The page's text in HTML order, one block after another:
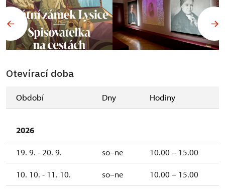
Otevírací doba
Období Dny Hodiny
2026
19. 9. - 20. 9. so–ne 10.00 – 15.00
10. 10. - 11. 10. so–ne 10.00 – 15.00